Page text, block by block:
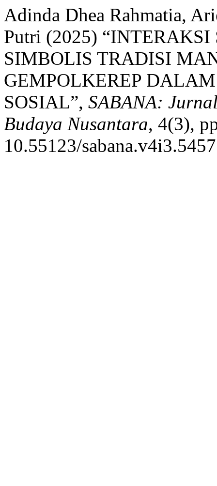
Adinda Dhea Rahmatia,
Putri (2025)
SIMBOLIS TRADISI
GEMPOLKEREP
SOSIAL”, SABANA:
Budaya Nusantara, 4(3),
10.55123/